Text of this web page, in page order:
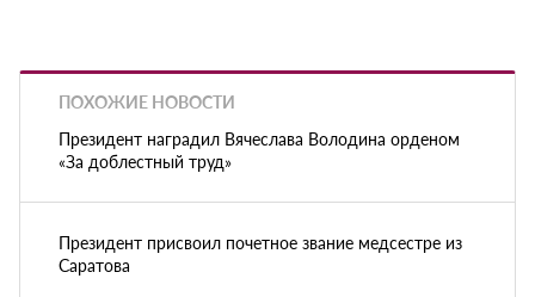
ПОХОЖИЕ НОВОСТИ
Президент наградил Вячеслава Володина орденом
«За доблестный труд»
Президент присвоил почетное звание медсестре из
Саратова